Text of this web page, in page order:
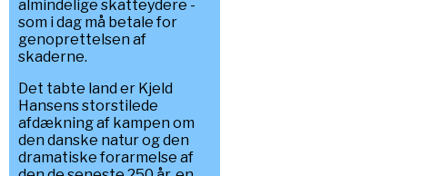
almindelige skatteydere -
som i dag må betale for
genoprettelsen af
skaderne.
Det tabte land er Kjeld
Hansens storstilede
afdækning af kampen om
den danske natur og den
dramatiske forarmelse af